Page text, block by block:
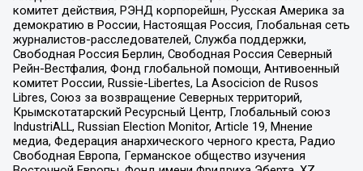
комитет действия, РЭНД корпорейшн, Русская Америка за
демократию в России, Настоящая Россия, Глобальная сеть
журналистов-расследователей, Служба поддержки,
Свободная Россия Берлин, Свободная Россия Северный
Рейн-Вестфалия, Фонд глобальной помощи, Антивоенный
комитет России, Russie-Libertes, La Asocicion de Rusos
Libres, Союз за возвращение Северных территорий,
Крымскотатарский Ресурсный Центр, Глобальный союз
IndustriALL, Russian Election Monitor, Article 19, Мнение
медиа, Федерация анархического черного креста, Радио
Свободная Европа, Германское общество изучения